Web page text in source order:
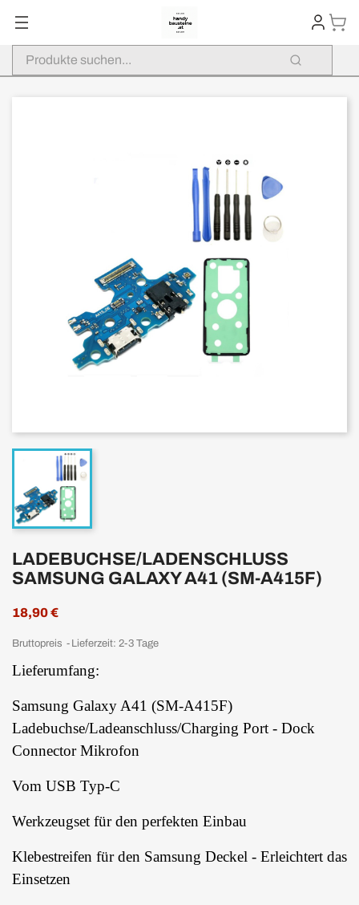
LADEBUCHSE/LADENSCHLUSS
SAMSUNG GALAXY A41 (SM-A415F)
18,90 €
Bruttopreis Lieferzeit: 2-3 Tage
Lieferumfang:
Samsung Galaxy A41 (SM-A415F)
Ladebuchse/Ladeanschluss/Charging Port - Dock
Connector Mikrofon
Vom USB Typ-C
Werkzeugset für den perfekten Einbau
Klebestreifen für den Samsung Deckel - Erleichtert das
Einsetzen